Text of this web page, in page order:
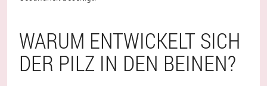
WARUM ENTWICKELT SICH
DER PILZ IN DEN BEINEN?